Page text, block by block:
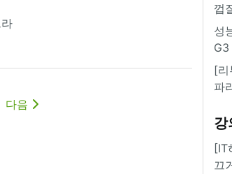
다음
껍
성
G3
[리
파
강
[IT
끄